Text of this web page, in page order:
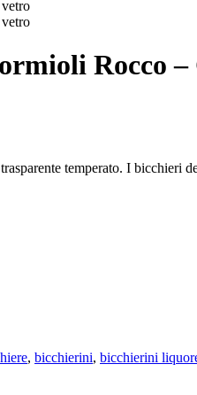
Rocco –
temperato. I
, bicchierini, bicchierini